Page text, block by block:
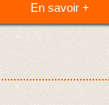
En savoir +